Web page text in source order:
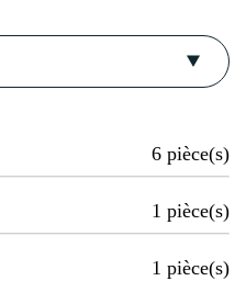
6 pièce(s)
1 pièce(s)
1 pièce(s)